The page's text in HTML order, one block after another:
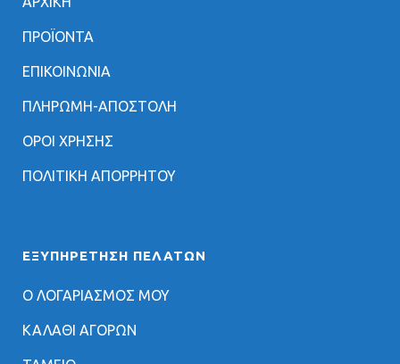
ΠΡΟΪΟΝΤΑ
ΕΠΙΚΟΙΝΩΝΙΑ
ΠΛΗΡΩΜΗ-ΑΠΟΣΤΟΛΗ
ΟΡΟΙ ΧΡΗΣΗΣ
ΠΟΛΙΤΙΚΗ ΑΠΟΡΡΗΤΟΥ
ΕΞΥΠΗΡΈΤΗΣΗ ΠΕΛΑΤΏΝ
Ο ΛΟΓΑΡΙΑΣΜΟΣ ΜΟΥ
ΚΑΛΑΘΙ ΑΓΟΡΩΝ